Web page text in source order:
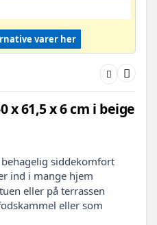
varer her
x 61,5 x 6 cm i beige
siddekomfort
ind i mange hjem
eller på terrassen
eller som